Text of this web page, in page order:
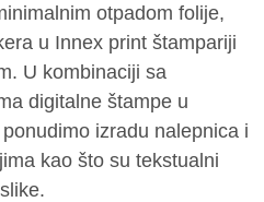
otpadom folije,
u Innex print štampariji
U kombinaciji sa
digitalne štampe u
izradu nalepnica i
kao što su tekstualni